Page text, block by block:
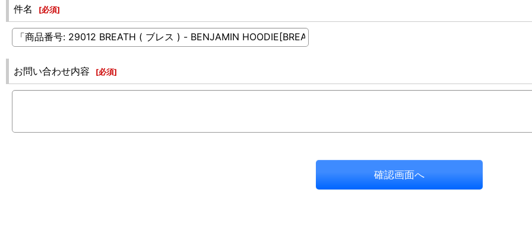
件名 [必須]
お問い合わせ内容 [必須]
確認画面へ